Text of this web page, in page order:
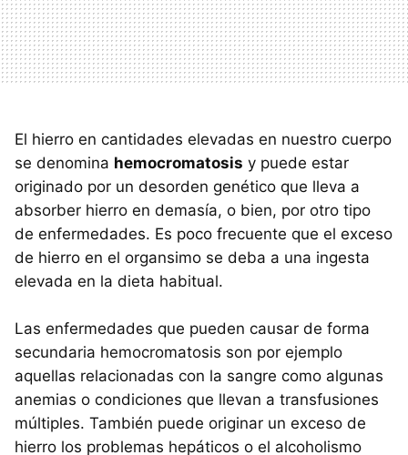
El hierro en cantidades elevadas en nuestro cuerpo
se denomina hemocromatosis y puede estar
originado por un desorden genético que lleva a
absorber hierro en demasía, o bien, por otro tipo
de enfermedades. Es poco frecuente que el exceso
de hierro en el organsimo se deba a una ingesta
elevada en la dieta habitual.
Las enfermedades que pueden causar de forma
secundaria hemocromatosis son por ejemplo
aquellas relacionadas con la sangre como algunas
anemias o condiciones que llevan a transfusiones
múltiples. También puede originar un exceso de
hierro los problemas hepáticos o el alcoholismo